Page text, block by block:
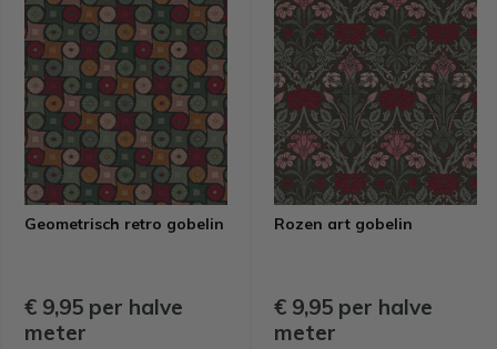
Geometrisch retro gobelin
€ 9,95 per halve
meter
Rozen art gobelin
€ 9,95 per halve
meter